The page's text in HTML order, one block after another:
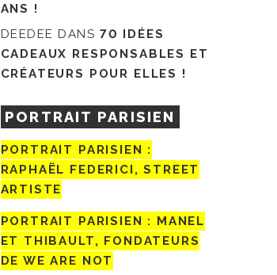
ANS !
DEEDEE DANS 70 IDÉES
CADEAUX RESPONSABLES ET
CRÉATEURS POUR ELLES !
PORTRAIT PARISIEN
PORTRAIT PARISIEN :
RAPHAËL FEDERICI, STREET
ARTISTE
PORTRAIT PARISIEN : MANEL
ET THIBAULT, FONDATEURS
DE WE ARE NOT